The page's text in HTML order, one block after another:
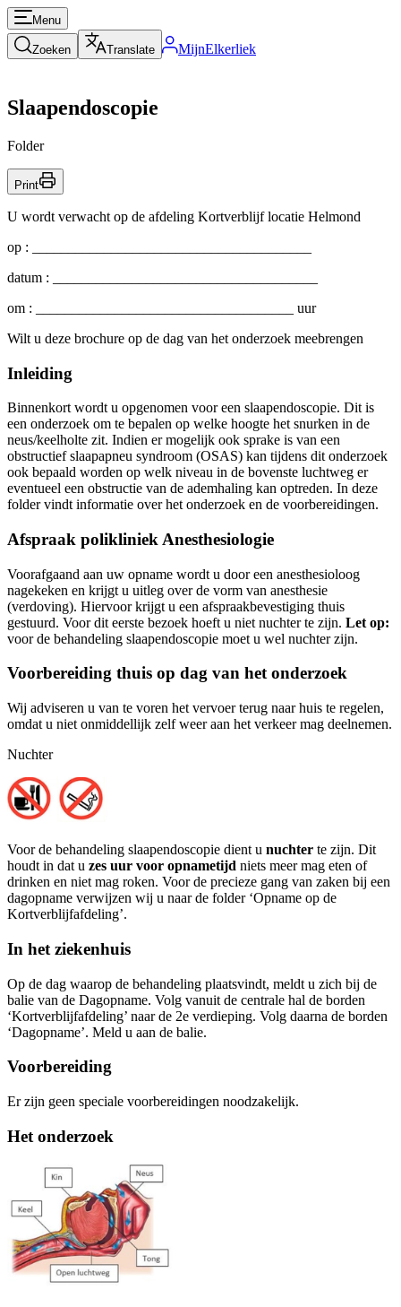
Menu
Zoeken Translate MijnElkerliek
Slaapendoscopie
Folder
Print
U wordt verwacht op de afdeling Kortverblijf locatie Helmond
op : _______________________________________
datum : _____________________________________
om : ____________________________________ uur
Wilt u deze brochure op de dag van het onderzoek meebrengen
Inleiding
Binnenkort wordt u opgenomen voor een slaapendoscopie. Dit is
een onderzoek om te bepalen op welke hoogte het snurken in de
neus/keelholte zit. Indien er mogelijk ook sprake is van een
obstructief slaapapneu syndroom (OSAS) kan tijdens dit onderzoek
ook bepaald worden op welk niveau in de bovenste luchtweg er
eventueel een obstructie van de ademhaling kan optreden. In deze
folder vindt informatie over het onderzoek en de voorbereidingen.
Afspraak polikliniek Anesthesiologie
Voorafgaand aan uw opname wordt u door een anesthesioloog
nagekeken en krijgt u uitleg over de vorm van anesthesie
(verdoving). Hiervoor krijgt u een afspraakbevestiging thuis
gestuurd. Voor dit eerste bezoek hoeft u niet nuchter te zijn. Let op:
voor de behandeling slaapendoscopie moet u wel nuchter zijn.
Voorbereiding thuis op dag van het onderzoek
Wij adviseren u van te voren het vervoer terug naar huis te regelen,
omdat u niet onmiddellijk zelf weer aan het verkeer mag deelnemen.
Nuchter
Voor de behandeling slaapendoscopie dient u nuchter te zijn. Dit
houdt in dat u zes uur voor opnametijd niets meer mag eten of
drinken en niet mag roken. Voor de precieze gang van zaken bij een
dagopname verwijzen wij u naar de folder ‘Opname op de
Kortverblijfafdeling’.
In het ziekenhuis
Op de dag waarop de behandeling plaatsvindt, meldt u zich bij de
balie van de Dagopname. Volg vanuit de centrale hal de borden
‘Kortverblijfafdeling’ naar de 2e verdieping. Volg daarna de borden
‘Dagopname’. Meld u aan de balie.
Voorbereiding
Er zijn geen speciale voorbereidingen noodzakelijk.
Het onderzoek